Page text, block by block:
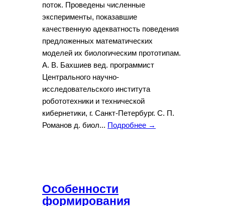
поток. Проведены численные
эксперименты, показавшие
качественную адекватность поведения
предложенных математических
моделей их биологическим прототипам.
А. В. Бахшиев вед. программист
Центрального научно-
исследовательского института
робототехники и технической
кибернетики, г. Санкт-Петербург. С. П.
Романов д. биол... Подробнее →
Особенности
формирования